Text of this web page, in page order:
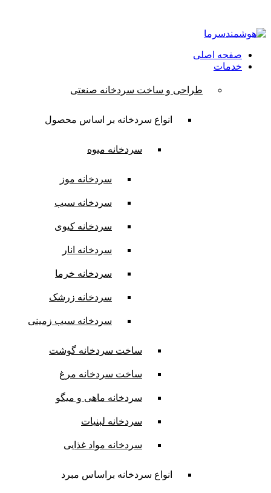
صفحه اصلی
خدمات
طراحی و ساخت سردخانه صنعتی
انواع سردخانه بر اساس محصول
سردخانه میوه
سردخانه موز
سردخانه سیب
سردخانه کیوی
سردخانه انار
سردخانه خرما
سردخانه زرشک
سردخانه سیب زمینی
ساخت سردخانه گوشت
ساخت سردخانه مرغ
سردخانه ماهی و میگو
سردخانه لبنیات
سردخانه مواد غذایی
انواع سردخانه براساس مبرد